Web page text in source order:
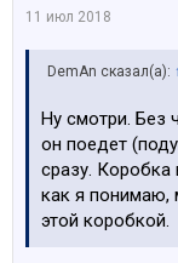
11 июл 2018
DemAn сказал(а):
Ну смотри. Без
он поедет
сразу. Коробка
как я понимаю,
этой коробкой.